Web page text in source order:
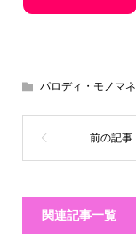
パロディ・モノマネ
関連記事一覧